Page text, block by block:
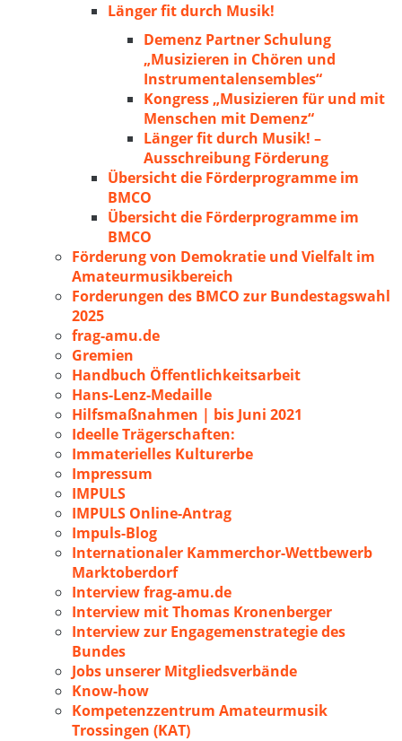
Länger fit durch Musik!
Demenz Partner Schulung
„Musizieren in Chören und
Instrumentalensembles“
Kongress „Musizieren für und mit
Menschen mit Demenz“
Länger fit durch Musik! –
Ausschreibung Förderung
Übersicht die Förderprogramme im
BMCO
Übersicht die Förderprogramme im
BMCO
Förderung von Demokratie und Vielfalt im
Amateurmusikbereich
Forderungen des BMCO zur Bundestagswahl
2025
frag-amu.de
Gremien
Handbuch Öffentlichkeitsarbeit
Hans-Lenz-Medaille
Hilfsmaßnahmen | bis Juni 2021
Ideelle Trägerschaften:
Immaterielles Kulturerbe
Impressum
IMPULS
IMPULS Online-Antrag
Impuls-Blog
Internationaler Kammerchor-Wettbewerb
Marktoberdorf
Interview frag-amu.de
Interview mit Thomas Kronenberger
Interview zur Engagemenstrategie des
Bundes
Jobs unserer Mitgliedsverbände
Know-how
Kompetenzzentrum Amateurmusik
Trossingen (KAT)